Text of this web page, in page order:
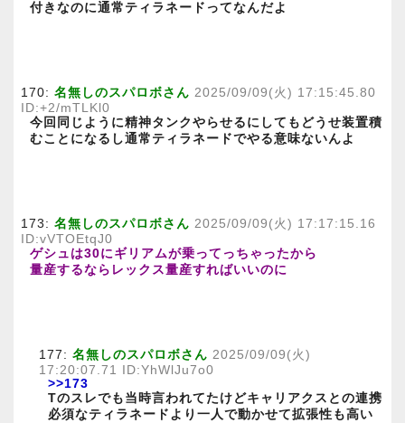
付きなのに通常ティラネードってなんだよ
170: 名無しのスパロボさん 2025/09/09(火) 17:15:45.80
ID:+2/mTLKl0
今回同じように精神タンクやらせるにしてもどうせ装置積
むことになるし通常ティラネードでやる意味ないんよ
173: 名無しのスパロボさん 2025/09/09(火) 17:17:15.16
ID:vVTOEtqJ0
ゲシュは30にギリアムが乗ってっちゃったから
量産するならレックス量産すればいいのに
177: 名無しのスパロボさん 2025/09/09(火)
17:20:07.71 ID:YhWlJu7o0
>>173
Tのスレでも当時言われてたけどキャリアクスとの連携
必須なティラネードより一人で動かせて拡張性も高い